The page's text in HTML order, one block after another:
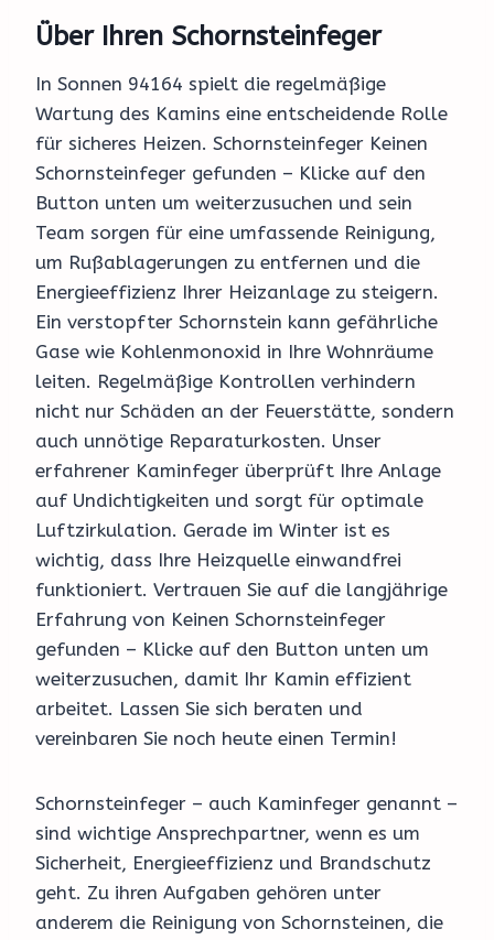
Über Ihren Schornsteinfeger
In Sonnen 94164 spielt die regelmäßige
Wartung des Kamins eine entscheidende Rolle
für sicheres Heizen. Schornsteinfeger Keinen
Schornsteinfeger gefunden – Klicke auf den
Button unten um weiterzusuchen und sein
Team sorgen für eine umfassende Reinigung,
um Rußablagerungen zu entfernen und die
Energieeffizienz Ihrer Heizanlage zu steigern.
Ein verstopfter Schornstein kann gefährliche
Gase wie Kohlenmonoxid in Ihre Wohnräume
leiten. Regelmäßige Kontrollen verhindern
nicht nur Schäden an der Feuerstätte, sondern
auch unnötige Reparaturkosten. Unser
erfahrener Kaminfeger überprüft Ihre Anlage
auf Undichtigkeiten und sorgt für optimale
Luftzirkulation. Gerade im Winter ist es
wichtig, dass Ihre Heizquelle einwandfrei
funktioniert. Vertrauen Sie auf die langjährige
Erfahrung von Keinen Schornsteinfeger
gefunden – Klicke auf den Button unten um
weiterzusuchen, damit Ihr Kamin effizient
arbeitet. Lassen Sie sich beraten und
vereinbaren Sie noch heute einen Termin!
Schornsteinfeger – auch Kaminfeger genannt –
sind wichtige Ansprechpartner, wenn es um
Sicherheit, Energieeffizienz und Brandschutz
geht. Zu ihren Aufgaben gehören unter
anderem die Reinigung von Schornsteinen, die